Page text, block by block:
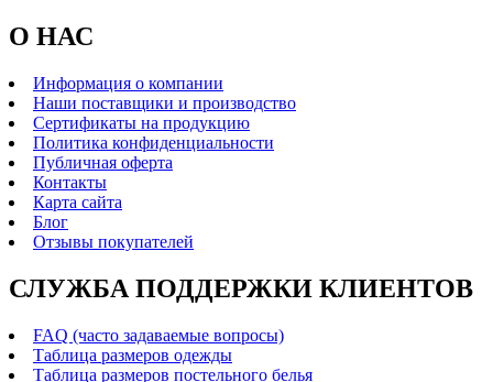
О НАС
Информация о компании
Наши поставщики и производство
Сертификаты на продукцию
Политика конфиденциальности
Публичная оферта
Контакты
Карта сайта
Блог
Отзывы покупателей
СЛУЖБА ПОДДЕРЖКИ КЛИЕНТОВ
FAQ (часто задаваемые вопросы)
Таблица размеров одежды
Таблица размеров постельного белья